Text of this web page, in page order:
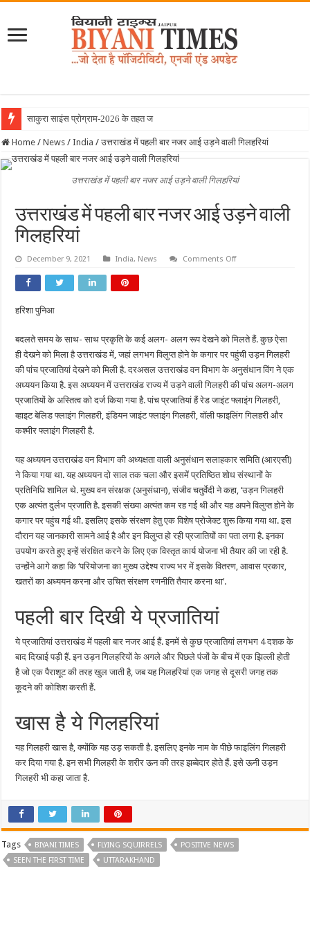
साकुरा साइंस प्रोग्राम-2026 के तहत जापान रवाना हु
Home / News / India / उत्तराखंड में पहली बार नजर आई उड़ने वाली गिलहरियां
उत्तराखंड में पहली बार नजर आई उड़ने वाली गिलहरियां
उत्तराखंड में पहली बार नजर आई उड़ने वाली
गिलहरियां
December 9, 2021 India, News Comments Offon
गिलहरियां
हरिशा पुनिआ
बदलते समय के साथ- साथ प्रकृति के कई अलग- अलग रूप देखने को मिलते हैं. कुछ ऐसा
ही देखने को मिला है उत्तराखंड में, जहां लगभग विलुप्त होने के कगार पर पहुंची उड़न गिलहरी
की पांच प्रजातियां देखने को मिली है. दरअसल उत्तराखंड वन विभाग के अनुसंधान विंग ने एक
अध्ययन किया है. इस अध्ययन में उत्तराखंड राज्य में उड़ने वाली गिलहरी की पांच अलग-अलग
प्रजातियों के अस्तित्व को दर्ज किया गया है. पांच प्रजातियां हैं रेड जाइंट फ्लाइंग गिलहरी,
व्हाइट बेलिड फ्लाइंग गिलहरी, इंडियन जाइंट फ्लाइंग गिलहरी, वॉली फाइलिंग गिलहरी और
कश्मीर फ्लाइंग गिलहरी है.
यह अध्ययन उत्तराखंड वन विभाग की अध्यक्षता वाली अनुसंधान सलाहकार समिति (आरएसी)
ने किया गया था. यह अध्ययन दो साल तक चला और इसमें प्रतिष्ठित शोध संस्थानों के
प्रतिनिधि शामिल थे. मुख्य वन संरक्षक (अनुसंधान), संजीव चतुर्वेदी ने कहा, ‘उड़न गिलहरी
एक अत्यंत दुर्लभ प्रजाति है. इसकी संख्या अत्यंत कम रह गई थी और यह अपने विलुप्त होने के
कगार पर पहुंच गई थी. इसलिए इसके संरक्षण हेतु एक विशेष प्रोजेक्ट शुरू किया गया था. इस
दौरान यह जानकारी सामने आई है और इन विलुप्त हो रही प्रजातियों का पता लगा है. इनका
उपयोग करते हुए इन्हें संरक्षित करने के लिए एक विस्तृत कार्य योजना भी तैयार की जा रही है.
उन्होंने आगे कहा कि ‘परियोजना का मुख्य उद्देश्य राज्य भर में इसके वितरण, आवास प्रकार,
खतरों का अध्ययन करना और उचित संरक्षण रणनीति तैयार करना था’.
पहली बार दिखी ये प्रजातियां
ये प्रजातियां उत्तराखंड में पहली बार नजर आई हैं. इनमें से कुछ प्रजातियां लगभग 4 दशक के
बाद दिखाई पड़ी हैं. इन उड़न गिलहरियों के अगले और पिछले पंजों के बीच में एक झिल्ली होती
है जो एक पैराशूट की तरह खुल जाती है, जब यह गिलहरियां एक जगह से दूसरी जगह तक
कूदने की कोशिश करती हैं.
खास है ये गिलहरियां
यह गिलहरी खास है, क्योंकि यह उड़ सकती है. इसलिए इनके नाम के पीछे फाइलिंग गिलहरी
कर दिया गया है. इन सभी गिलहरी के शरीर ऊन की तरह झब्बेदार होते हैं. इसे ऊनी उड़न
गिलहरी भी कहा जाता है.
Tags BIYANI TIMES FLYING SQUIRRELS
POSITIVE NEWS
SEEN THE FIRST TIME
UTTARAKHAND